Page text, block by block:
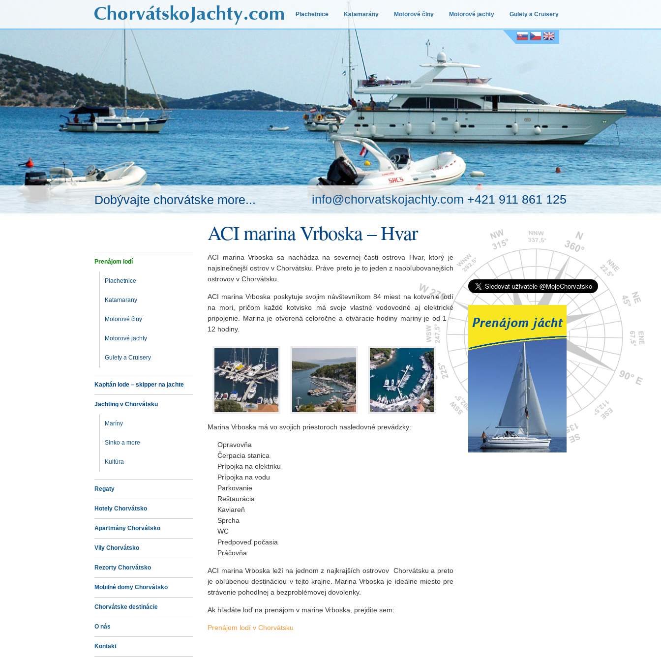
Gulety a Cruisery
Motorové jachty
Motorové člny
Katamarány
Plachetnice
Dobývajte chorvátske more... info@chorvatskojachty.com +421 911 861 125
ACI marina Vrboska – Hvar
Prenájom lodí
Plachetnice
Katamarany
Motorové člny
Motorové jachty
Gulety a Cruisery
Kapitán lode – skipper na jachte
Jachting v Chorvátsku
Maríny
Slnko a more
Kultúra
Regaty
Hotely Chorvátsko
Apartmány Chorvátsko
Vily Chorvátsko
Rezorty Chorvátsko
Mobilné domy Chorvátsko
Chorvátske destinácie
O nás
Kontakt
ACI marina Vrboska sa nachádza na severnej časti ostrova Hvar, ktorý je
najslnečnejší ostrov v Chorvátsku. Práve preto je to jeden z naobľubovanejších
ostrovov v Chorvátsku.
ACI marina Vrboska poskytuje svojim návštevníkom 84 miest na kotvenie lodí
na mori, pričom každé kotvisko má svoje vlastné vodovodné aj elektrické
pripojenie. Marina je otvorená celoročne a otváracie hodiny mariny je od 1 –
12 hodiny.
Marina Vrboska má vo svojich priestoroch nasledovné prevádzky:
Opravovňa
Čerpacia stanica
Prípojka na elektriku
Prípojka na vodu
Parkovanie
Reštaurácia
Kaviareň
Sprcha
WC
Predpoveď počasia
Práčovňa
ACI marina Vrboska leží na jednom z najkrajších ostrovov Chorvátsku a preto
je obľúbenou destináciou v tejto krajne. Marina Vrboska je ideálne miesto pre
strávenie pohodlnej a bezproblémovej dovolenky.
Ak hľadáte loď na prenájom v marine Vrboska, prejdite sem:
Prenájom lodí v Chorvátsku